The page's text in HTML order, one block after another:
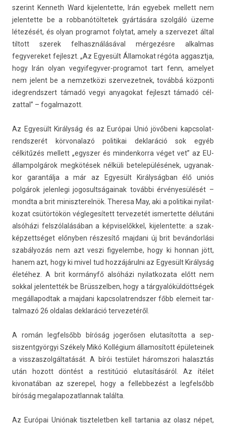
szerint Ken­neth Ward kijelen­tette, Irán egyebek mel­lett nem
jelen­tette be a rob­banótöl­tetek gyártására szolgáló üzeme
létezését, és olyan pro­gramot folytat, amely a szer­vezet által
til­tott szerek fel­használásáv­al mérgezésre al­kal­mas
fegyvereket fej­leszt. „Az Egyesült Államokat régóta ag­gasztja,
hogy Irán olyan vegyifegyver-programot tart fenn, amelyet
nem jelent be a nem­zetközi szer­vezet­nek, továbbá köz­ponti
ideg­rendszert támadó vegyi an­yagokat fej­leszt támadó cél­
zatt­al” – fogal­mazott.
Az Egyesült Királyság és az Európai Unió jövőbeni kapcsolat­
rendszerét kör­vonalazó politikai de­klaráció sok egyéb
célkitűzés mel­lett „egysz­er és min­denkor­ra véget vet” az EU-
állampolgárok megkötések nélküli bet­elepülésének, ugyanak­
kor garan­tálja a már az Egyesült Királyságban élő uniós
polgárok jelen­legi jogosultságainak további érvényesülését –
mondta a brit miniszterel­nök. Theresa May, aki a politikai nyilat­
kozat csütörtökön vég­legesített ter­vezetét is­mertet­te délutáni
alsóházi felszólalásában a kép­viselők­kel, kijelen­tette: a szak­
képzettséget előnyben részesítő maj­dani új brit bevándorlási
szabályozás nem azt veszi figyelem­be, hogy ki hon­nan jött,
hanem azt, hogy ki mivel tud hozzájárulni az Egyesült Királyság
életéhez. A brit kormányfő alsóházi nyilat­kozata előtt nem
sokk­al jelen­tették be Brüsszelb­en, hogy a tárgyalóküldöttségek
megál­lapod­tak a maj­dani kapcsolat­rendsz­er főbb elemeit tar­
talmazó 26 ol­dalas de­klaráció ter­vezetéről.
A román leg­felsőbb bíróság jogerősen elutasítot­ta a sep­
siszentgyör­gyi Székely Mikó Kollégium államosított épületeinek
a visszas­zolgál­tatását. A bírói testület háromszori halasztás
után hozott döntést a re­stitúció elutasításáról. Az ítélet
kivonatában az szerepel, hogy a fel­lebbezést a leg­felsőbb
bíróság megalapozat­lannak találta.
Az Európai Uniónak tiszteletb­en kell tar­tania az olasz népet,